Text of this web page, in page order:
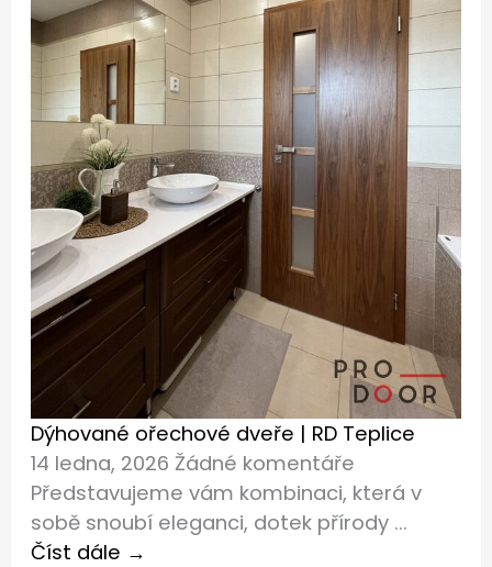
Dýhované ořechové dveře | RD Teplice
14 ledna, 2026 Žádné komentáře
Představujeme vám kombinaci, která v
sobě snoubí eleganci, dotek přírody ...
Číst dále →